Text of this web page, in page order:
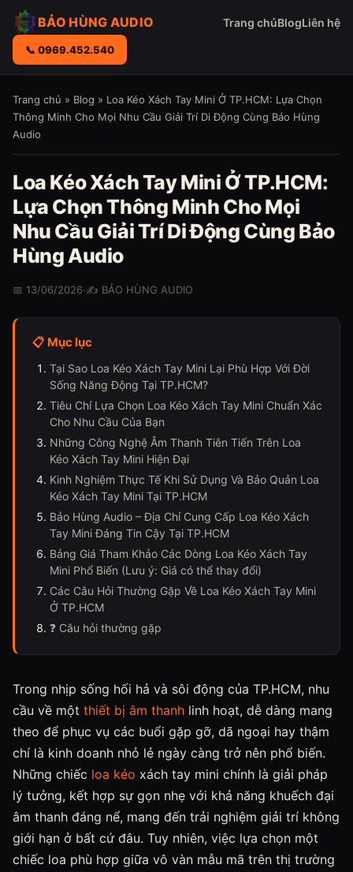
BẢO HÙNG AUDIO Trang chủBlogLiên hệ
📞 0969.452.540
Trang chủ » Blog » Loa Kéo Xách Tay Mini Ở TP.HCM: Lựa Chọn
Thông Minh Cho Mọi Nhu Cầu Giải Trí Di Động Cùng Bảo Hùng
Audio
Loa Kéo Xách Tay Mini Ở TP.HCM:
Lựa Chọn Thông Minh Cho Mọi
Nhu Cầu Giải Trí Di Động Cùng Bảo
Hùng Audio
📅 13/06/2026·✍️ BẢO HÙNG AUDIO
📋 Mục lục
Tại Sao Loa Kéo Xách Tay Mini Lại Phù Hợp Với Đời
Sống Năng Động Tại TP.HCM?
Tiêu Chí Lựa Chọn Loa Kéo Xách Tay Mini Chuẩn Xác
Cho Nhu Cầu Của Bạn
Những Công Nghệ Âm Thanh Tiên Tiến Trên Loa
Kéo Xách Tay Mini Hiện Đại
Kinh Nghiệm Thực Tế Khi Sử Dụng Và Bảo Quản Loa
Kéo Xách Tay Mini Tại TP.HCM
Bảo Hùng Audio – Địa Chỉ Cung Cấp Loa Kéo Xách
Tay Mini Đáng Tin Cậy Tại TP.HCM
Bảng Giá Tham Khảo Các Dòng Loa Kéo Xách Tay
Mini Phổ Biến (Lưu ý: Giá có thể thay đổi)
Các Câu Hỏi Thường Gặp Về Loa Kéo Xách Tay Mini
Ở TP.HCM
❓ Câu hỏi thường gặp
Trong nhịp sống hối hả và sôi động của TP.HCM, nhu
cầu về một thiết bị âm thanh linh hoạt, dễ dàng mang
theo để phục vụ các buổi gặp gỡ, dã ngoại hay thậm
chí là kinh doanh nhỏ lẻ ngày càng trở nên phổ biến.
Những chiếc loa kéo xách tay mini chính là giải pháp
lý tưởng, kết hợp sự gọn nhẹ với khả năng khuếch đại
âm thanh đáng nể, mang đến trải nghiệm giải trí không
giới hạn ở bất cứ đâu. Tuy nhiên, việc lựa chọn một
chiếc loa phù hợp giữa vô vàn mẫu mã trên thị trường